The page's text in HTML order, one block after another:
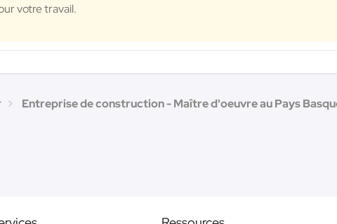
votre travail.
Entreprise de construction - Maître d'oeuvre au Pays